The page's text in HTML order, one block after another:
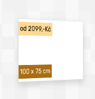
od 2099,-Kč
100 x 75 cm